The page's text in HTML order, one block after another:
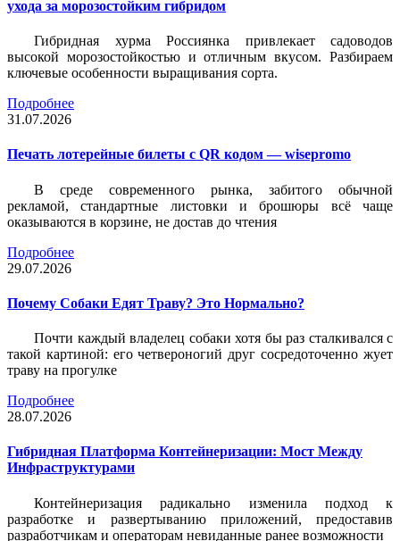
ухода за морозостойким гибридом
Гибридная хурма Россиянка привлекает садоводов
высокой морозостойкостью и отличным вкусом. Разбираем
ключевые особенности выращивания сорта.
Подробнее
31.07.2026
Печать лотерейные билеты c QR кодом — wisepromo
В среде современного рынка, забитого обычной
рекламой, стандартные листовки и брошюры всё чаще
оказываются в корзине, не достав до чтения
Подробнее
29.07.2026
Почему Собаки Едят Траву? Это Нормально?
Почти каждый владелец собаки хотя бы раз сталкивался с
такой картиной: его четвероногий друг сосредоточенно жует
траву на прогулке
Подробнее
28.07.2026
Гибридная Платформа Контейнеризации: Мост Между
Инфраструктурами
Контейнеризация радикально изменила подход к
разработке и развертыванию приложений, предоставив
разработчикам и операторам невиданные ранее возможности